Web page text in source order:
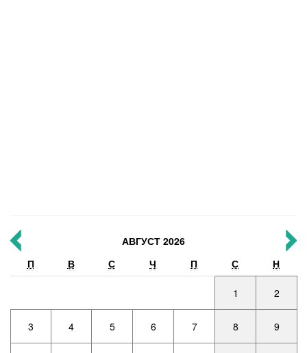
АВГУСТ 2026
П
В С Ч П С Н
1 2
3 4 5 6 7 8 9